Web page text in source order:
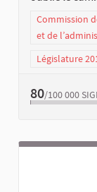
Commission
et de
Législature
80/100 000